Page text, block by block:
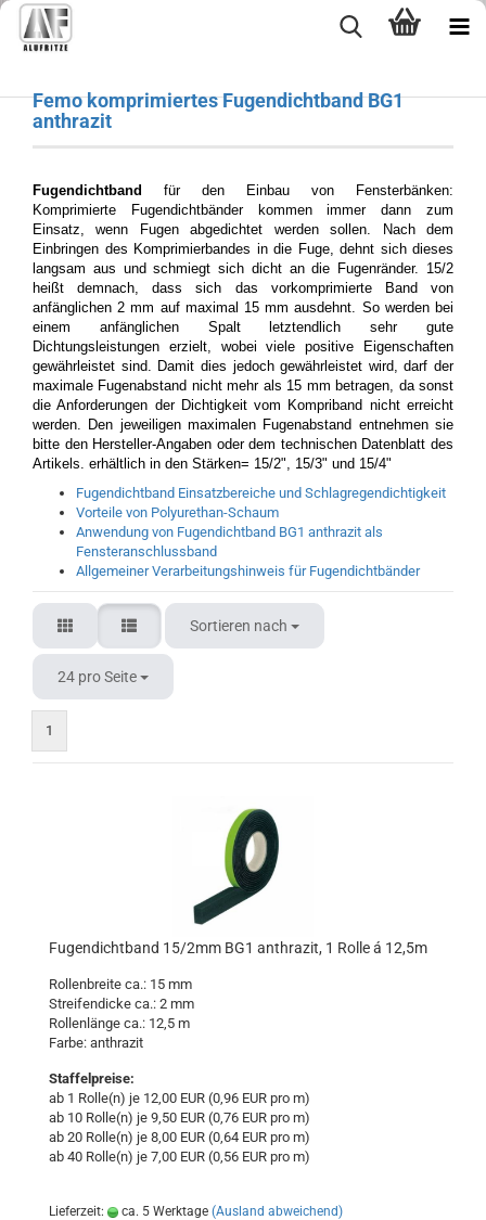
Femo komprimiertes Fugendichtband BG1
anthrazit
Fugendichtband
für den Einbau von Fensterbänken:
Komprimierte Fugendichtbänder kommen immer dann zum
Einsatz, wenn Fugen abgedichtet werden sollen. Nach dem
Einbringen des Komprimierbandes in die Fuge, dehnt sich dieses
langsam aus und schmiegt sich dicht an die Fugenränder. 15/2
heißt demnach, dass sich das vorkomprimierte Band von
anfänglichen 2 mm auf maximal 15 mm ausdehnt. So werden bei
einem anfänglichen Spalt letztendlich sehr gute
Dichtungsleistungen erzielt, wobei viele positive Eigenschaften
gewährleistet sind. Damit dies jedoch gewährleistet wird, darf der
maximale Fugenabstand nicht mehr als 15 mm betragen, da sonst
die Anforderungen der Dichtigkeit vom Kompriband nicht erreicht
werden. Den jeweiligen maximalen Fugenabstand entnehmen sie
bitte den Hersteller-Angaben oder dem technischen Datenblatt des
Artikels. erhältlich in den Stärken= 15/2", 15/3" und 15/4"
Fugendichtband Einsatzbereiche und Schlagregendichtigkeit
Vorteile von Polyurethan-Schaum
Anwendung von Fugendichtband BG1 anthrazit als
Fensteranschlussband
Allgemeiner Verarbeitungshinweis für Fugendichtbänder
Sortieren nach
24 pro Seite
1
Fugendichtband 15/2mm BG1 anthrazit, 1 Rolle á 12,5m
Rollenbreite ca.: 15 mm
Streifendicke ca.: 2 mm
Rollenlänge ca.: 12,5 m
Farbe: anthrazit
Staffelpreise:
ab 1 Rolle(n) je 12,00 EUR (0,96 EUR pro m)
ab 10 Rolle(n) je 9,50 EUR (0,76 EUR pro m)
ab 20 Rolle(n) je 8,00 EUR (0,64 EUR pro m)
ab 40 Rolle(n) je 7,00 EUR (0,56 EUR pro m)
Lieferzeit: ca. 5 Werktage (Ausland abweichend)